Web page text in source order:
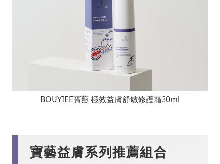
BOUYIEE寶藝 極效益膚舒敏修護霜30ml
寶藝益膚系列推薦組合